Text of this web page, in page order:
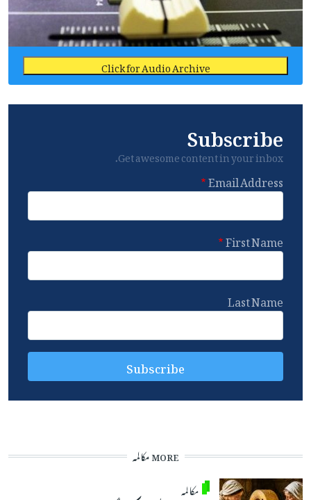
Click for Audio Archive
Subscribe
Get awesome content in your inbox.
Email Address
First Name
Last Name
MORE مکالمہ
مکالمہ